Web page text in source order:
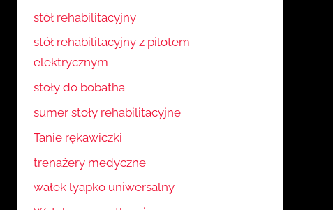
stół rehabilitacyjny
stół rehabilitacyjny z pilotem
elektrycznym
stoły do bobatha
sumer stoły rehabilitacyjne
Tanie rękawiczki
trenażery medyczne
wałek lyapko uniwersalny